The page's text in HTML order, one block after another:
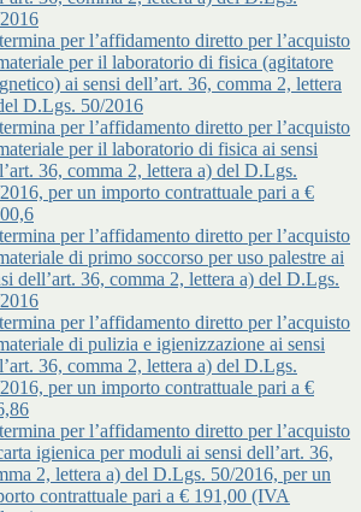
per l’affidamento diretto per l’acquisto
per il laboratorio di fisica (agitatore
ai sensi dell’art. 36, comma 2, lettera
D.Lgs. 50/2016
per l’affidamento diretto per l’acquisto
per il laboratorio di fisica ai sensi
36, comma 2, lettera a) del D.Lgs.
per un importo contrattuale pari a €
per l’affidamento diretto per l’acquisto
di primo soccorso per uso palestre ai
dell’art. 36, comma 2, lettera a) del D.Lgs.
per l’affidamento diretto per l’acquisto
di pulizia e igienizzazione ai sensi
36, comma 2, lettera a) del D.Lgs.
per un importo contrattuale pari a €
per l’affidamento diretto per l’acquisto
igienica per moduli ai sensi dell’art. 36,
2, lettera a) del D.Lgs. 50/2016, per un
contrattuale pari a € 191,00 (IVA